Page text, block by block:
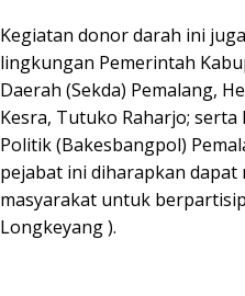
Kegiatan donor darah ini
lingkungan Pemerintah
Daerah (Sekda) Pemalang,
Kesra, Tutuko Raharjo; serta
Politik (Bakesbangpol)
pejabat ini diharapkan dapat
masyarakat untuk
Longkeyang ).